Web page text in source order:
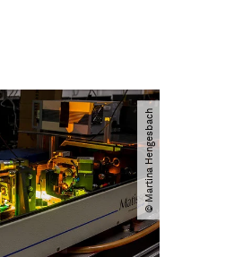
© Martina Hengesbach